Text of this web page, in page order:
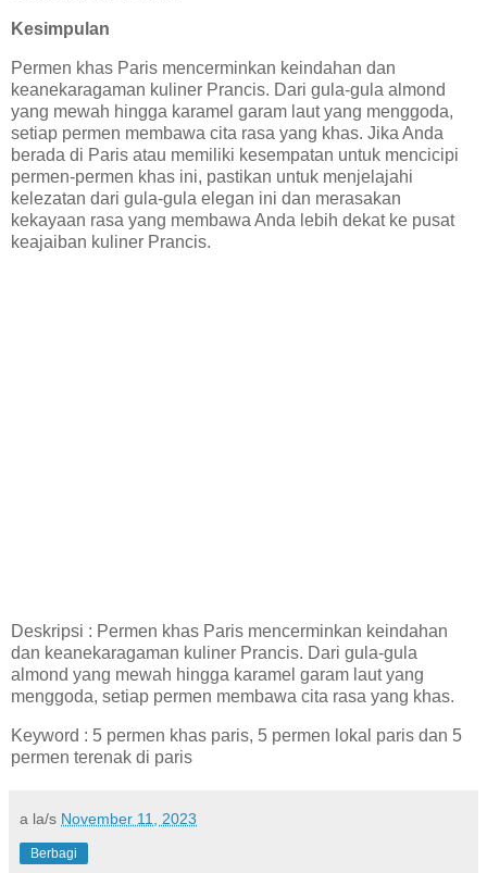
Kesimpulan
Permen khas Paris mencerminkan keindahan dan
keanekaragaman kuliner Prancis. Dari gula-gula almond
yang mewah hingga karamel garam laut yang menggoda,
setiap permen membawa cita rasa yang khas. Jika Anda
berada di Paris atau memiliki kesempatan untuk mencicipi
permen-permen khas ini, pastikan untuk menjelajahi
kelezatan dari gula-gula elegan ini dan merasakan
kekayaan rasa yang membawa Anda lebih dekat ke pusat
keajaiban kuliner Prancis.
Deskripsi : Permen khas Paris mencerminkan keindahan
dan keanekaragaman kuliner Prancis. Dari gula-gula
almond yang mewah hingga karamel garam laut yang
menggoda, setiap permen membawa cita rasa yang khas.
Keyword : 5 permen khas paris, 5 permen lokal paris dan 5
permen terenak di paris
a la/s November 11, 2023
Berbagi